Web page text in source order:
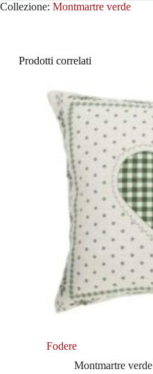
Collezione: Montmartre verde
Prodotti correlati
Fodere
Montmartre verde